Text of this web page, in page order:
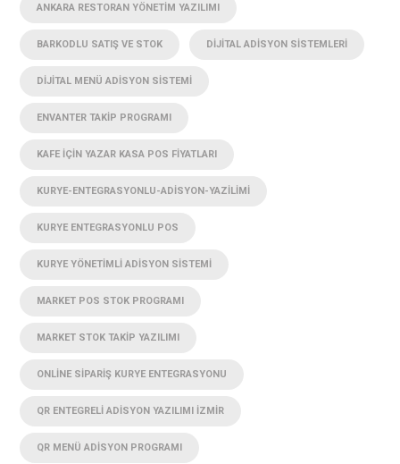
ANKARA RESTORAN YÖNETIM YAZILIMI
BARKODLU SATIŞ VE STOK DIJITAL ADISYON SISTEMLERI
DIJITAL MENÜ ADISYON SISTEMI
ENVANTER TAKIP PROGRAMI
KAFE IÇIN YAZAR KASA POS FIYATLARI
KURYE-ENTEGRASYONLU-ADISYON-YAZILIMI
KURYE ENTEGRASYONLU POS
KURYE YÖNETIMLI ADISYON SISTEMI
MARKET POS STOK PROGRAMI
MARKET STOK TAKIP YAZILIMI
ONLINE SIPARIŞ KURYE ENTEGRASYONU
QR ENTEGRELI ADISYON YAZILIMI İZMIR
QR MENÜ ADISYON PROGRAMI